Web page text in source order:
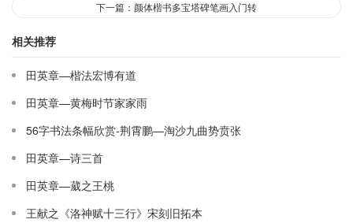
下一篇：颜体楷书多宝塔碑笔画入门转
相关推荐
田英章—楷法宏博有道
田英章—黄梅时节家家雨
56字书法条幅欣赏-荆霄鹏—淘沙九曲势贲张
田英章—诗三首
田英章—葳之王桃
王献之《洛神赋十三行》宋刻旧拓本